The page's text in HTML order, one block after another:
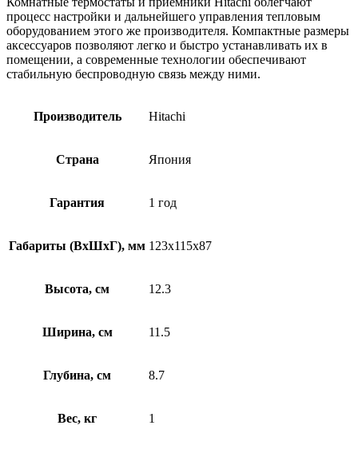
процесс настройки и дальнейшего управления тепловым
оборудованием этого же производителя. Компактные размеры
аксессуаров позволяют легко и быстро устанавливать их в
помещении, а современные технологии обеспечивают
стабильную беспроводную связь между ними.
Производитель Hitachi
Страна Япония
Гарантия 1 год
Габариты (ВхШхГ), мм 123x115x87
Высота, см 12.3
Ширина, см 11.5
Глубина, см 8.7
Вес, кг 1